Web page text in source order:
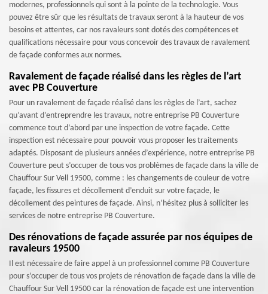
modernes, professionnels qui sont à la pointe de la technologie. Vous
pouvez être sûr que les résultats de travaux seront à la hauteur de vos
besoins et attentes, car nos ravaleurs sont dotés des compétences et
qualifications nécessaire pour vous concevoir des travaux de ravalement
de façade conformes aux normes.
Ravalement de façade réalisé dans les règles de l’art
avec PB Couverture
Pour un ravalement de façade réalisé dans les règles de l’art, sachez
qu’avant d’entreprendre les travaux, notre entreprise PB Couverture
commence tout d’abord par une inspection de votre façade. Cette
inspection est nécessaire pour pouvoir vous proposer les traitements
adaptés. Disposant de plusieurs années d’expérience, notre entreprise PB
Couverture peut s’occuper de tous vos problèmes de façade dans la ville de
Chauffour Sur Vell 19500, comme : les changements de couleur de votre
façade, les fissures et décollement d’enduit sur votre façade, le
décollement des peintures de façade. Ainsi, n’hésitez plus à solliciter les
services de notre entreprise PB Couverture.
Des rénovations de façade assurée par nos équipes de
ravaleurs 19500
Il est nécessaire de faire appel à un professionnel comme PB Couverture
pour s’occuper de tous vos projets de rénovation de façade dans la ville de
Chauffour Sur Vell 19500 car la rénovation de façade est une intervention